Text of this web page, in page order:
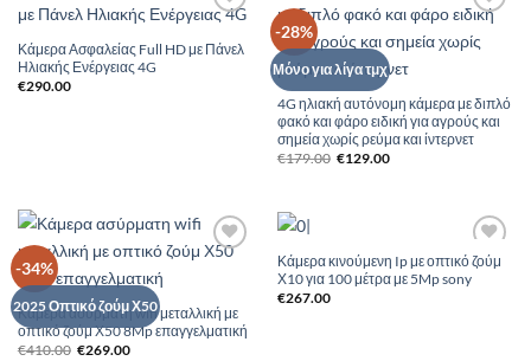
Add to
Wishlist
Κάμερα Ασφαλείας Full HD με Πάνελ
Ηλιακής Ενέργειας 4G
€290.00
-28%
Μόνο για λίγα τμχ
Add to
Wishlist
4G ηλιακή αυτόνομη κάμερα με διπλό
φακό και φάρο ειδική για αγρούς και
σημεία χωρίς ρεύμα και ίντερνετ
€179.00 Original
€129.00Η
-34%
2025 Οπτικό ζούμ Χ50
Κάμερα ασύρματη wifi μεταλλική με
οπτικό ζούμ Χ50 8Mp επαγγελματική
€410.00 Original
€269.00Η
Add to
Wishlist
Κάμερα κινούμενη Ip με οπτικό ζούμ
Χ10 για 100 μέτρα με 5Mp sony
€267.00